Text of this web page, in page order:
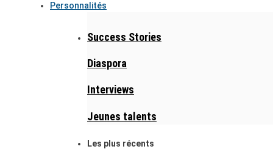
Personnalités
Success Stories
Diaspora
Interviews
Jeunes talents
Les plus récents